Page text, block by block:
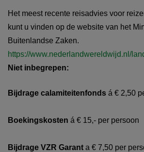
Het meest recente reisadvies voor
kunt u vinden op de website van het
Buitenlandse Zaken.
https://www.nederlandwereldwijd.nl/
Niet inbegrepen:
Bijdrage calamiteitenfonds á € 2,50
Boekingskosten á € 15,- per persoon
Bijdrage VZR Garant a € 7,50 per